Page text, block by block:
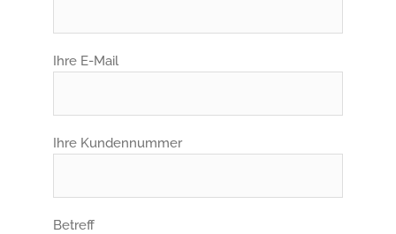
Ihre E-Mail
Ihre Kundennummer
Betreff